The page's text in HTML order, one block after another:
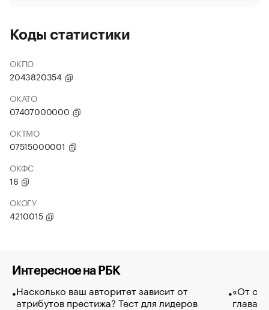
Коды статистики
ОКПО
2043820354
ОКАТО
07407000000
ОКТМО
07515000001
ОКФС
16
ОКОГУ
4210015
Интересное на РБК
Насколько ваш авторитет зависит от
атрибутов престижа? Тест для лидеров
«От
глава